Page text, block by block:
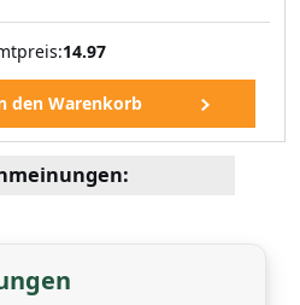
14.97